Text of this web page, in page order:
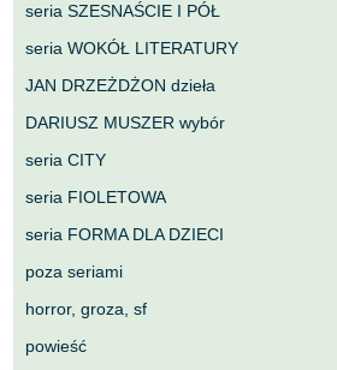
seria SZESNAŚCIE I PÓŁ
seria WOKÓŁ LITERATURY
JAN DRZEŻDŻON dzieła
DARIUSZ MUSZER wybór
seria CITY
seria FIOLETOWA
seria FORMA DLA DZIECI
poza seriami
horror, groza, sf
powieść